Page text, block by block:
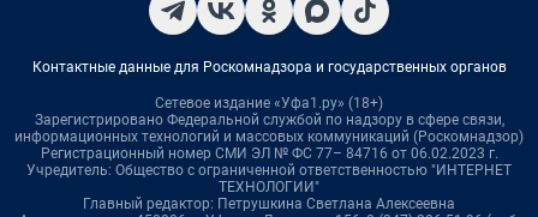
Контактные данные для Роскомнадзора и государственных органов
Сетевое издание «Уфа1.ру» (18+)
Зарегистрировано Федеральной службой по надзору в сфере связи,
информационных технологий и массовых коммуникаций (Роскомнадзор)
Регистрационный номер СМИ ЭЛ № ФС 77– 84716 от 06.02.2023 г.
Учредитель: Общество с ограниченной ответственностью "ИНТЕРНЕТ
ТЕХНОЛОГИИ"
Главный редактор: Петрушкина Светлана Алексеевна